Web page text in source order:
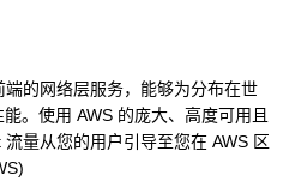
的网络层服务，能够为分布在世
。使用 AWS 的庞大、高度可用且
量从您的用户引导至您在 AWS 区